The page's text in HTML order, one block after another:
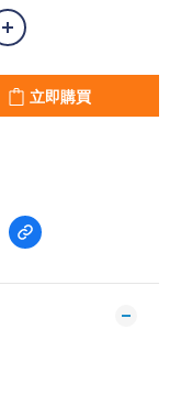
立即購買